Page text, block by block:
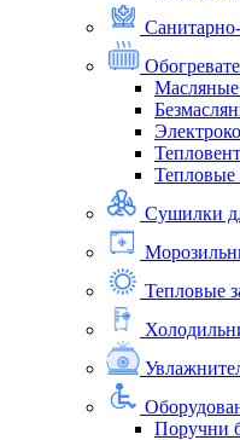
Сушилки
Тепловые
Поручни